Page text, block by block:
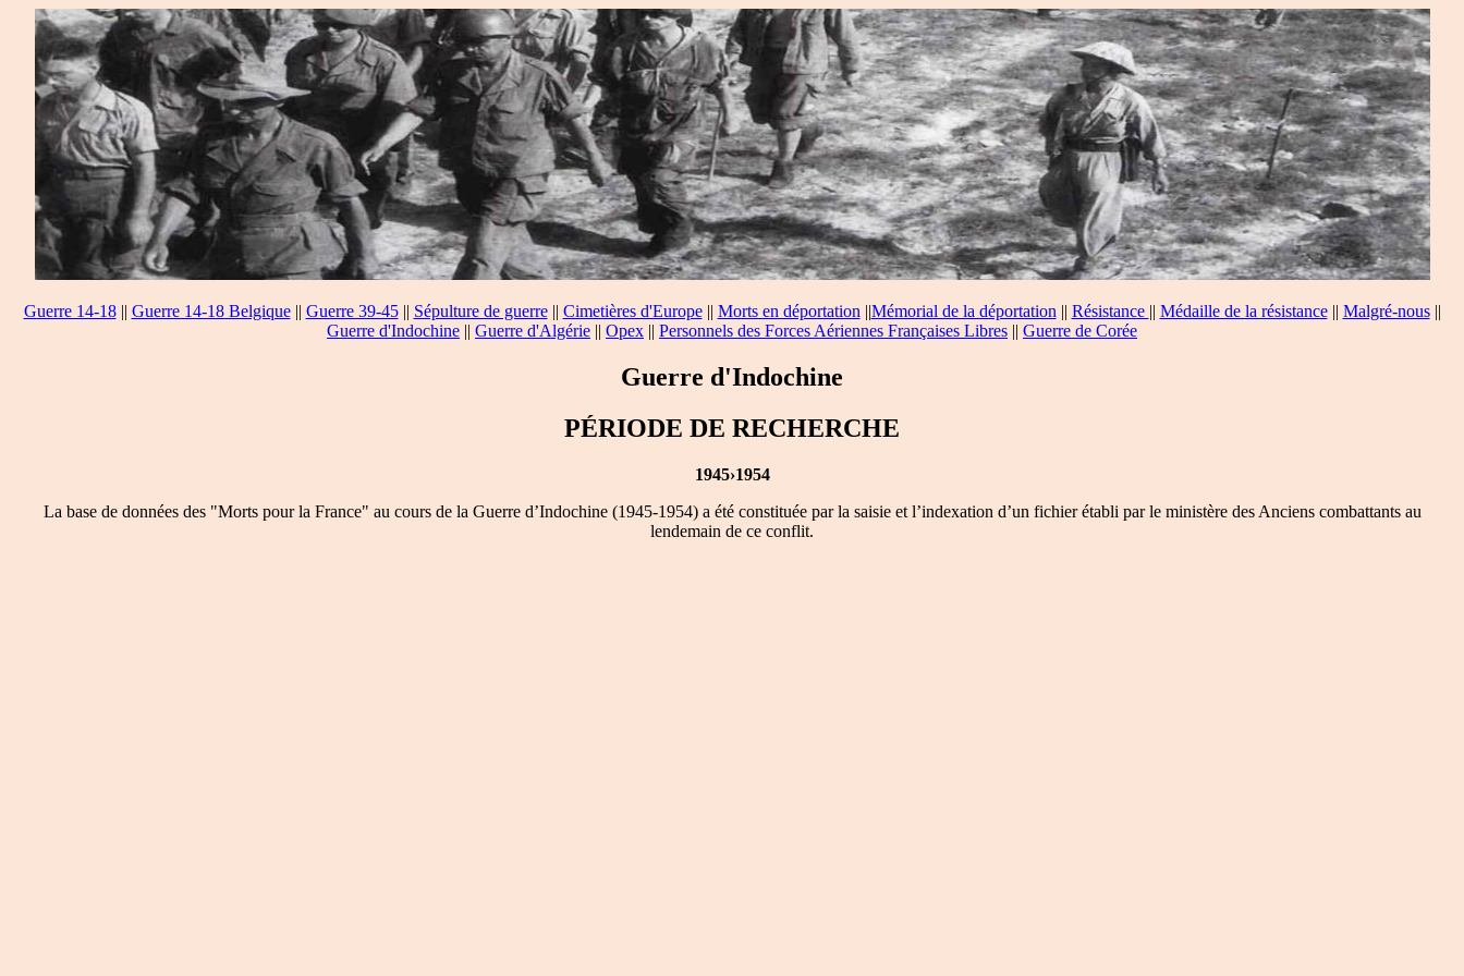
Guerre 14-18|| Guerre 14-18 Belgique|| Guerre 39-45|| Sépulture de guerre|| Cimetières d'Europe|| Morts en déportation ||Mémorial de la déportation || Résistance || Médaille de la résistance|| Malgré-nous||
Guerre d'Indochine || Guerre d'Algérie || Opex || Personnels des Forces Aériennes Françaises Libres || Guerre de Corée
Guerre d'Indochine
PÉRIODE DE RECHERCHE
1945›1954
La base de données des "Morts pour la France" au cours de la Guerre d’Indochine (1945-1954) a été constituée par la saisie et l’indexation d’un fichier établi par le ministère des Anciens combattants au
lendemain de ce conflit.